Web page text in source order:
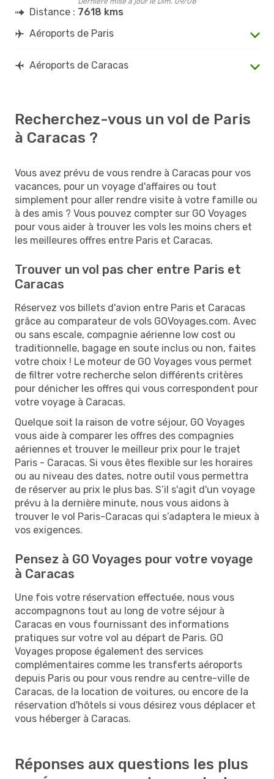
Distance : 7618 kms
Aéroports de Paris
Aéroports de Caracas
Recherchez-vous un vol de Paris
à Caracas ?
Vous avez prévu de vous rendre à Caracas pour vos
vacances, pour un voyage d'affaires ou tout
simplement pour aller rendre visite à votre famille ou
à des amis ? Vous pouvez compter sur GO Voyages
pour vous aider à trouver les vols les moins chers et
les meilleures offres entre Paris et Caracas.
Trouver un vol pas cher entre Paris et
Caracas
Réservez vos billets d'avion entre Paris et Caracas
grâce au comparateur de vols GOVoyages.com. Avec
ou sans escale, compagnie aérienne low cost ou
traditionnelle, bagage en soute inclus ou non, faites
votre choix ! Le moteur de GO Voyages vous permet
de filtrer votre recherche selon différents critères
pour dénicher les offres qui vous correspondent pour
votre voyage à Caracas.
Quelque soit la raison de votre séjour, GO Voyages
vous aide à comparer les offres des compagnies
aériennes et trouver le meilleur prix pour le trajet
Paris - Caracas. Si vous êtes flexible sur les horaires
ou au niveau des dates, notre outil vous permettra
de réserver au prix le plus bas. S’il s'agit d'un voyage
prévu à la dernière minute, nous vous aidons à
trouver le vol Paris-Caracas qui s’adaptera le mieux à
vos exigences.
Pensez à GO Voyages pour votre voyage
à Caracas
Une fois votre réservation effectuée, nous vous
accompagnons tout au long de votre séjour à
Caracas en vous fournissant des informations
pratiques sur votre vol au départ de Paris. GO
Voyages propose également des services
complémentaires comme les transferts aéroports
depuis Paris ou pour vous rendre au centre-ville de
Caracas, de la location de voitures, ou encore de la
réservation d'hôtels si vous désirez vous déplacer et
vous héberger à Caracas.
Réponses aux questions les plus